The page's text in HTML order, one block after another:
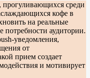
среди
кофе в
на реальные
потребности аудитории.
уведомления,
от
прием создает
и мотивирует